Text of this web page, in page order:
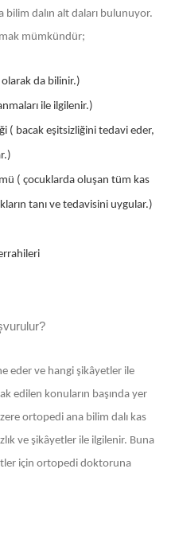
bilim dalın alt daları bulunuyor.
mümkündür;
da bilinir.)
ile ilgilenir.)
( bacak eşitsizliğini tedavi eder,
( çocuklarda oluşan tüm kas
tanı ve tedavisini uygular.)
eder ve hangi şikâyetler ile
edilen konuların başında yer
ortopedi ana bilim dalı kas
ve şikâyetler ile ilgilenir. Buna
için ortopedi doktoruna